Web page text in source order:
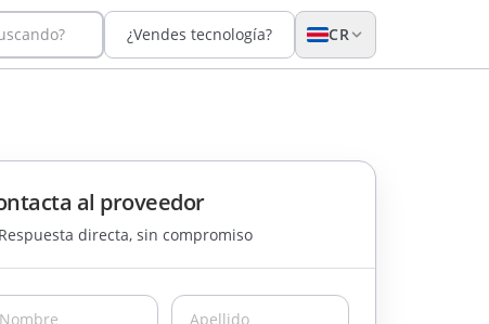
¿Vendes tecnología? CR
al proveedor
Respuesta directa, sin compromiso